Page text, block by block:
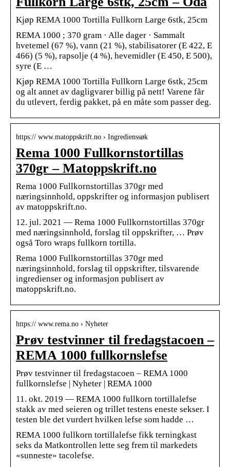
Kjøp REMA 1000 Tortilla Fullkorn Large 6stk, 25cm
REMA 1000 ; 370 gram · Alle dager · Sammalt
hvetemel (67 %), vann (21 %), stabilisatorer (E 422, E
466) (5 %), rapsolje (4 %), hevemidler (E 450, E 500),
syre (E …
Kjøp REMA 1000 Tortilla Fullkorn Large 6stk, 25cm
og alt annet av dagligvarer billig på nett! Varene får
du utlevert, ferdig pakket, på en måte som passer deg.
https:// www.matoppskrift.no › Ingredienssøk
Rema 1000 Fullkornstortillas
370gr – Matoppskrift.no
Rema 1000 Fullkornstortillas 370gr med
næringsinnhold, oppskrifter og informasjon publisert
av matoppskrift.no.
12. jul. 2021 — Rema 1000 Fullkornstortillas 370gr
med næringsinnhold, forslag til oppskrifter, … Prøv
også Toro wraps fullkorn tortilla.
Rema 1000 Fullkornstortillas 370gr med
næringsinnhold, forslag til oppskrifter, tilsvarende
ingredienser og informasjon publisert av
matoppskrift.no.
https:// www.rema.no › Nyheter
Prøv testvinner til fredagstacoen –
REMA 1000 fullkornslefse
Prøv testvinner til fredagstacoen – REMA 1000
fullkornslefse | Nyheter | REMA 1000
11. okt. 2019 — REMA 1000 fullkorn tortillalefse
stakk av med seieren og trillet testens eneste sekser. I
testen ble det vurdert hvilken lefse som hadde …
REMA 1000 fullkorn tortillalefse fikk terningkast
seks da Matkontrollen lette seg frem til markedets
«sunneste» tacolefse.